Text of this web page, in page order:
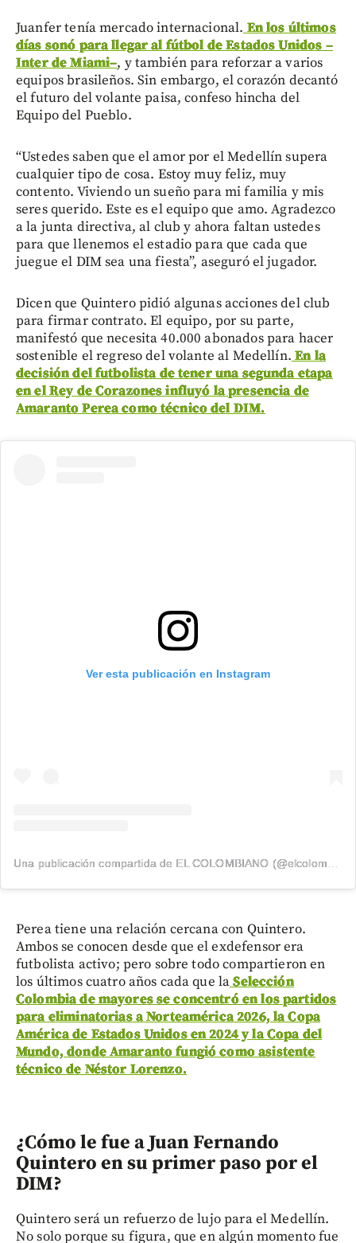
Juanfer tenía mercado internacional. En los últimos
días sonó para llegar al fútbol de Estados Unidos –
Inter de Miami–, y también para reforzar a varios
equipos brasileños. Sin embargo, el corazón decantó
el futuro del volante paisa, confeso hincha del
Equipo del Pueblo.
“Ustedes saben que el amor por el Medellín supera
cualquier tipo de cosa. Estoy muy feliz, muy
contento. Viviendo un sueño para mi familia y mis
seres querido. Este es el equipo que amo. Agradezco
a la junta directiva, al club y ahora faltan ustedes
para que llenemos el estadio para que cada que
juegue el DIM sea una fiesta”, aseguró el jugador.
Dicen que Quintero pidió algunas acciones del club
para firmar contrato. El equipo, por su parte,
manifestó que necesita 40.000 abonados para hacer
sostenible el regreso del volante al Medellín. En la
decisión del futbolista de tener una segunda etapa
en el Rey de Corazones influyó la presencia de
Amaranto Perea como técnico del DIM.
Ver esta publicación en Instagram
Perea tiene una relación cercana con Quintero.
Ambos se conocen desde que el exdefensor era
futbolista activo; pero sobre todo compartieron en
los últimos cuatro años cada que laSelección
Colombia de mayores se concentró en los partidos
para eliminatorias a Norteamérica 2026, la Copa
América de Estados Unidos en 2024 y la Copa del
Mundo, donde Amaranto fungió como asistente
técnico de Néstor Lorenzo.
¿Cómo le fue a Juan Fernando
Quintero en su primer paso por el
DIM?
Quintero será un refuerzo de lujo para el Medellín.
No solo porque su figura, que en algún momento fue